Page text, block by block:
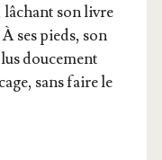
lâchant son livre
ses pieds, son
dou­ce­ment
sans faire le